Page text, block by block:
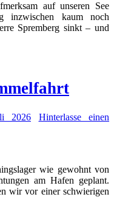
auf unseren See
inzwischen kaum noch
Spremberg sinkt – und
2026
Hinterlasse einen
wie gewohnt von
am Hafen geplant.
wir vor einer schwierigen